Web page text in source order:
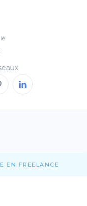
EN FREELANCE